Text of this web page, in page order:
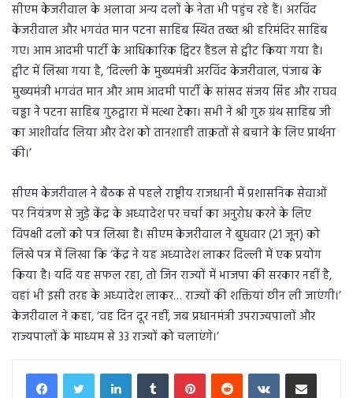
सीएम केजरीवाल के अलावा अन्य दलों के नेता भी पहुंच रहे हैं। अरविंद
केजरीवाल और भगवंत मान पटना साहिब स्थित तख्त श्री हरिमंदिर साहिब
गए। आम आदमी पार्टी के आधिकारिक ट्विटर हैंडल से ट्वीट किया गया है।
ट्वीट में लिखा गया है, ‘दिल्ली के मुख्यमंत्री अरविंद केजरीवाल, पंजाब के
मुख्यमंत्री भगवंत मान और आम आदमी पार्टी के सांसद संजय सिंह और राघव
चड्ढा ने पटना साहिब गुरुद्वारा में मत्था टेका। सभी ने श्री गुरु ग्रंथ साहिब जी
का आशीर्वाद लिया और देश को तानशाही ताक़तों से बचाने के लिए प्रार्थना
की।’
सीएम केजरीवाल ने बैठक से पहले राष्ट्रीय राजधानी में प्रशासनिक सेवाओं
पर नियंत्रण से जुड़े केंद्र के अध्यादेश पर चर्चा का अनुरोध करने के लिए
विपक्षी दलों को पत्र लिखा है। सीएम केजरीवाल ने बुधवार (21 जून) को
लिखे पत्र में लिखा कि ‘केंद्र ने यह अध्यादेश लाकर दिल्ली में एक प्रयोग
किया है। यदि यह सफल रहा, तो जिन राज्यों में भाजपा की सरकार नहीं है,
वहां भी इसी तरह के अध्यादेश लाकर… राज्यों की शक्तियां छीन ली जाएंगी।’
केजरीवाल ने कहा, ‘वह दिन दूर नहीं, जब प्रधानमंत्री उपराज्यपालों और
राज्यपालों के माध्यम से 33 राज्यों को चलाएंगे।’
LinkedInTumblr PinterestReddit VKontakteShare via Email